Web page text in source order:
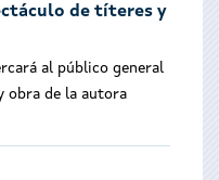
de títeres y
al público general
obra de la autora